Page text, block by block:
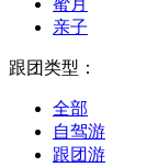
蜜月
亲子
跟团类型：
全部
自驾游
跟团游